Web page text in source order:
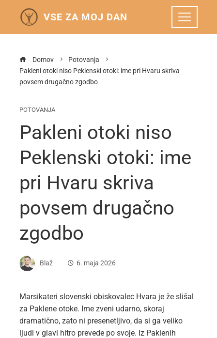
VSE ZA MOJ DAN
Domov
Potovanja
Pakleni otoki niso Peklenski otoki: ime pri Hvaru skriva
povsem drugačno zgodbo
POTOVANJA
Pakleni otoki niso
Peklenski otoki: ime
pri Hvaru skriva
povsem drugačno
zgodbo
Blaž 6. maja 2026
Marsikateri slovenski obiskovalec Hvara je že slišal
za Paklene otoke. Ime zveni udarno, skoraj
dramatično, zato ni presenetljivo, da si ga veliko
ljudi v glavi hitro prevede po svoje. Iz Paklenih